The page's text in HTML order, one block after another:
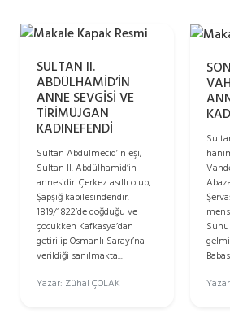
SULTAN II.
ABDÜLHAMİD’İN
ANNE SEVGİSİ VE
TİRİMÜJGAN
KADINEFENDİ
Sultan Abdülmecid’in eşi,
Sultan II. Abdülhamid’in
annesidir. Çerkez asıllı olup,
Şapşığ kabilesindendir.
1819/1822’de doğduğu ve
çocukken Kafkasya’dan
getirilip Osmanlı Sarayı’na
verildiği sanılmakta...
Yazar: Zühal ÇOLAK